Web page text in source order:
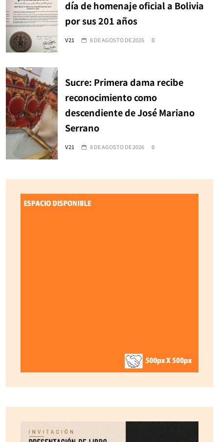
día de homenaje oficial a Bolivia
por sus 201 años
V21 8 DE AGOSTO DE 2026 0
Sucre: Primera dama recibe
reconocimiento como
descendiente de José Mariano
Serrano
V21 8 DE AGOSTO DE 2026 0